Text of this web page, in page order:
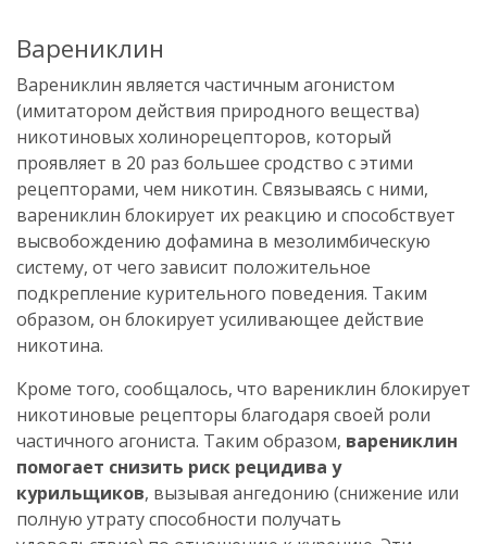
Варениклин
Варениклин является частичным агонистом
(имитатором действия природного вещества)
никотиновых холинорецепторов, который
проявляет в 20 раз большее сродство с этими
рецепторами, чем никотин. Связываясь с ними,
варениклин блокирует их реакцию и способствует
высвобождению дофамина в мезолимбическую
систему, от чего зависит положительное
подкрепление курительного поведения. Таким
образом, он блокирует усиливающее действие
никотина.
Кроме того, сообщалось, что варениклин блокирует
никотиновые рецепторы благодаря своей роли
частичного агониста. Таким образом, варениклин
помогает снизить риск рецидива у
курильщиков, вызывая ангедонию (снижение или
полную утрату способности получать